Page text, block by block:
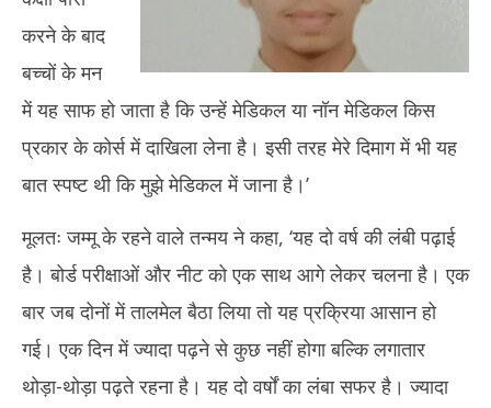
करने के बाद
बच्चों के मन
में यह साफ हो जाता है कि उन्हें मेडिकल या नॉन मेडिकल किस
प्रकार के कोर्स में दाखिला लेना है। इसी तरह मेरे दिमाग में भी यह
बात स्पष्ट थी कि मुझे मेडिकल में जाना है।’
मूलतः जम्मू के रहने वाले तन्मय ने कहा, ‘यह दो वर्ष की लंबी पढ़ाई
है। बोर्ड परीक्षाओं और नीट को एक साथ आगे लेकर चलना है। एक
बार जब दोनों में तालमेल बैठा लिया तो यह प्रक्रिया आसान हो
गई। एक दिन में ज्यादा पढ़ने से कुछ नहीं होगा बल्कि लगातार
थोड़ा-थोड़ा पढ़ते रहना है। यह दो वर्षों का लंबा सफर है। ज्यादा